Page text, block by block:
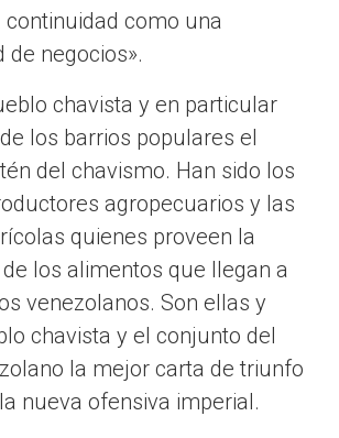
continuidad como una
de negocios».
chavista y en particular
los barrios populares el
del chavismo. Han sido los
agropecuarios y las
quienes proveen la
los alimentos que llegan a
venezolanos. Son ellas y
chavista y el conjunto del
la mejor carta de triunfo
nueva ofensiva imperial.